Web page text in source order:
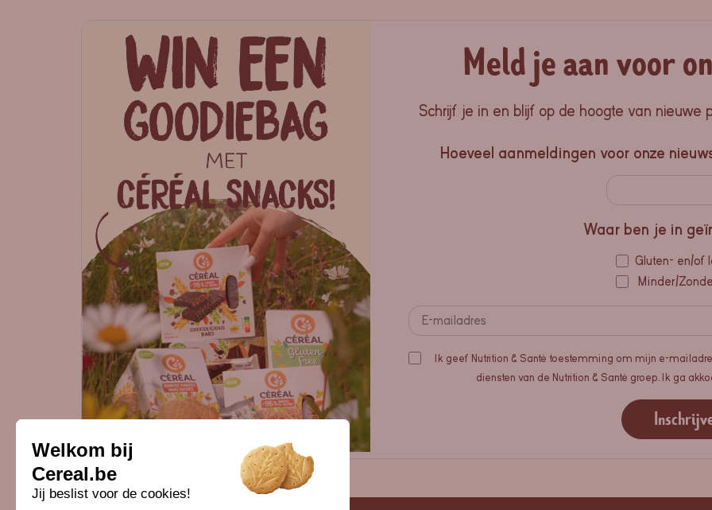
Meld je aan voor
Schrijf je in en blijf op de hoogte van nieuwe
Hoeveel aanmeldingen voor onze
Waar ben je in
Gluten- en/of
Minder/
Ik geef Nutrition & Santé toestemming om mijn e-
diensten van de Nutrition & Santé groep. Ik ga